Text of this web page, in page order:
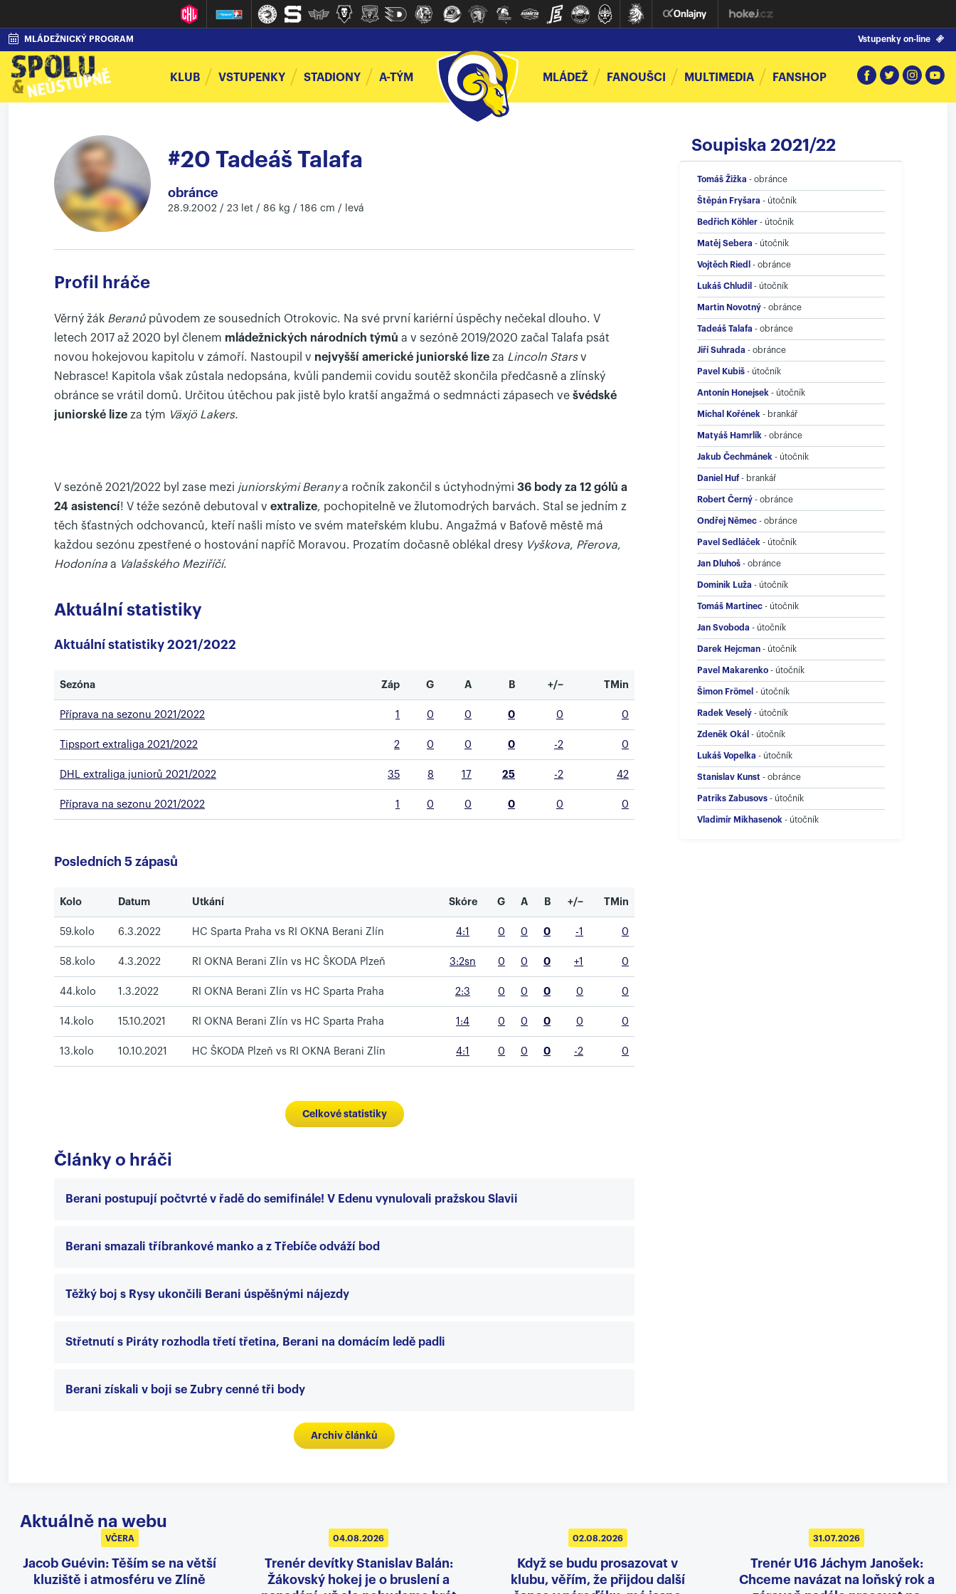
MLÁDEŽNICKÝ PROGRAM Vstupenky on-line
KLUB VSTUPENKY STADIONY A-TÝM MLÁDEŽ FANOUŠCI MULTIMEDIA FANSHOP
#20 Tadeáš Talafa
obránce
28.9.2002 / 23 let / 86 kg / 186 cm / levá
Profil hráče
Věrný žák Beranů původem ze sousedních Otrokovic. Na své první kariérní úspěchy nečekal dlouho. V
letech 2017 až 2020 byl členem mládežnických národních týmů a v sezóně 2019/2020 začal Talafa psát
novou hokejovou kapitolu v zámoří. Nastoupil v nejvyšší americké juniorské lize za Lincoln Starsv
Nebrasce! Kapitola však zůstala nedopsána, kvůli pandemii covidu soutěž skončila předčasně a zlínský
obránce se vrátil domů. Určitou útěchou pak jistě bylo kratší angažmá o sedmnácti zápasech ve švédské
juniorské lize za tým Växjö Lakers.
V sezóně 2021/2022 byl zase mezi juniorskými Beranya ročník zakončil s úctyhodnými 36 body za 12 gólů a
24 asistencí! V téže sezóně debutoval v extralize, pochopitelně ve žlutomodrých barvách. Stal se jedním z
těch šťastných odchovanců, kteří našli místo ve svém mateřském klubu. Angažmá v Baťově městě má
každou sezónu zpestřené o hostování napříč Moravou. Prozatím dočasně oblékal dresy Vyškova, Přerova,
Hodonína a Valašského Meziříčí.
Aktuální statistiky
Aktuální statistiky 2021/2022
Sezóna Záp G A B +/− TMin
Příprava na sezonu 2021/2022 1 0 0 0 0 0
Tipsport extraliga 2021/2022 2 0 0 0 -2 0
DHL extraliga juniorů 2021/2022 35 8 17 25 -2 42
Příprava na sezonu 2021/2022 1 0 0 0 0 0
Posledních 5 zápasů
Kolo Datum Utkání Skóre G A B +/− TMin
59.kolo 6.3.2022 HC Sparta Praha vs RI OKNA Berani Zlín 4:1 0 0 0 -1 0
58.kolo 4.3.2022 RI OKNA Berani Zlín vs HC ŠKODA Plzeň 3:2sn 0 0 0 +1 0
44.kolo 1.3.2022 RI OKNA Berani Zlín vs HC Sparta Praha 2:3 0 0 0 0 0
14.kolo 15.10.2021 RI OKNA Berani Zlín vs HC Sparta Praha 1:4 0 0 0 0 0
13.kolo 10.10.2021 HC ŠKODA Plzeň vs RI OKNA Berani Zlín 4:1 0 0 0 -2 0
Celkové statistiky
Články o hráči
Berani postupují počtvrté v řadě do semifinále! V Edenu vynulovali pražskou Slavii
Berani smazali tříbrankové manko a z Třebíče odváží bod
Těžký boj s Rysy ukončili Berani úspěšnými nájezdy
Střetnutí s Piráty rozhodla třetí třetina, Berani na domácím ledě padli
Berani získali v boji se Zubry cenné tři body
Archiv článků
Soupiska 2021/22
Tomáš Žižka - obránce
Štěpán Fryšara - útočník
Bedřich Köhler - útočník
Matěj Sebera - útočník
Vojtěch Riedl - obránce
Lukáš Chludil - útočník
Martin Novotný - obránce
Tadeáš Talafa - obránce
Jiří Suhrada - obránce
Pavel Kubiš - útočník
Antonín Honejsek - útočník
Michal Kořének - brankář
Matyáš Hamrlík - obránce
Jakub Čechmánek - útočník
Daniel Huf- brankář
Robert Černý - obránce
Ondřej Němec - obránce
Pavel Sedláček - útočník
Jan Dluhoš - obránce
Dominik Luža - útočník
Tomáš Martinec - útočník
Jan Svoboda - útočník
Darek Hejcman - útočník
Pavel Makarenko - útočník
Šimon Frömel - útočník
Radek Veselý - útočník
Zdeněk Okál - útočník
Lukáš Vopelka - útočník
Stanislav Kunst - obránce
Patriks Zabusovs - útočník
Vladimír Mikhasenok - útočník
Aktuálně na webu
VČERA
Jacob Guévin: Těším se na větší
kluziště i atmosféru ve Zlíně
04.08.2026
Trenér devítky Stanislav Balán:
Žákovský hokej je o bruslení a
02.08.2026
Když se budu prosazovat v
klubu, věřím, že přijdou další
31.07.2026
Trenér U16 Jáchym Janošek:
Chceme navázat na loňský rok a